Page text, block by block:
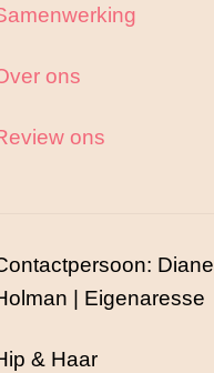
ons
ons
Diane
| Eigenaresse
& Haar